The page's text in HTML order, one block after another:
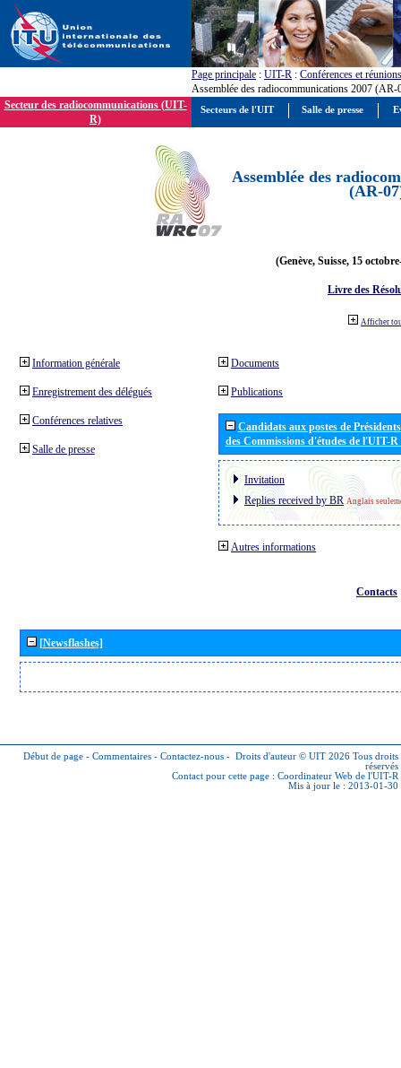
Page principale : UIT-R : Conférences et réunions
Assemblée des radiocommunications 2007 (AR-
Secteur des radiocommunications (UIT-
R)
Assemblée des
(AR-
(Genève, Suisse, 15
Livre des
Afficher
Information générale
Enregistrement des délégués
Conférences relatives
Salle de presse
Documents
Publications
Candidats aux postes de
des Commissions d'études de l'UIT-
Invitation
Replies received by BR Anglais
Autres informations
Contacts
[Newsflashes]
Début de page - Commentaires - Contactez-nous - Droits d'auteur © UIT 2026 Tous droits
réservés
Contact pour cette page : Coordinateur Web de l'UIT-R
Mis à jour le : 2013-01-30
Secteurs de l'UIT Salle de presse